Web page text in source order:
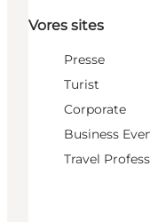
Vores sites
Presse
Turist
Corporate
Business
Travel